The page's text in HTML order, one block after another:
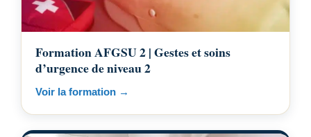
Formation AFGSU 2 | Gestes et soins
d’urgence de niveau 2
Voir la formation →